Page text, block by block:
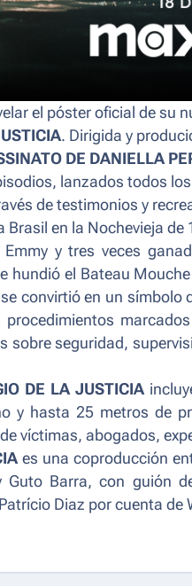
el póster oficial de su
. Dirigida y
DE DANIELLA
lanzados todos
de testimonios y
en la Nochevieja de
y tres veces
hundió el Bateau
convirtió en un símbolo
seguridad,
DE LA JUSTICIA
y hasta 25 metros de
víctimas, abogados,
es una coproducción
Barra, con guión
Diaz por cuenta de